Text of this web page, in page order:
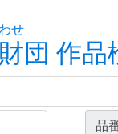
せ
団 作品
品